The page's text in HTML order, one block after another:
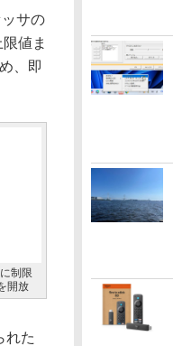
サの
値ま
、即
制限
開放
れた